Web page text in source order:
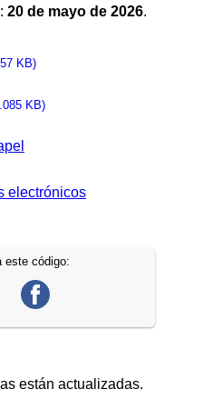
20 de mayo de 2026.
KB)
KB)
electrónicos
este código:
están actualizadas.